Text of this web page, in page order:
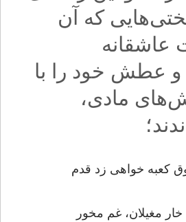
که آن
عاشقانه
و عطش خود را با
مادى،
کعبه خواهى زد قدم
مغیلان، غم مخور